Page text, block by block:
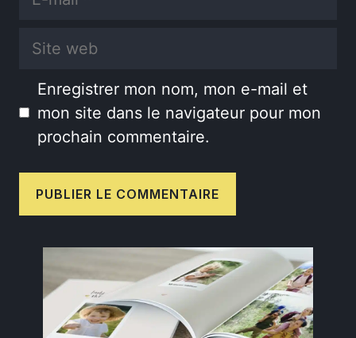
Site
Enregistrer mon nom, mon e-mail et
mon site dans le navigateur pour mon
prochain commentaire.